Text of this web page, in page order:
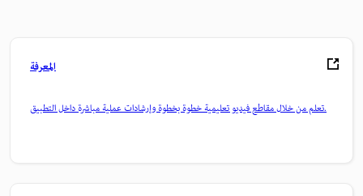
المعرفة
تعلم من خلال مقاطع فيديو تعليمية خطوة بخطوة وإرشادات عملية مباشرة داخل التطبيق.